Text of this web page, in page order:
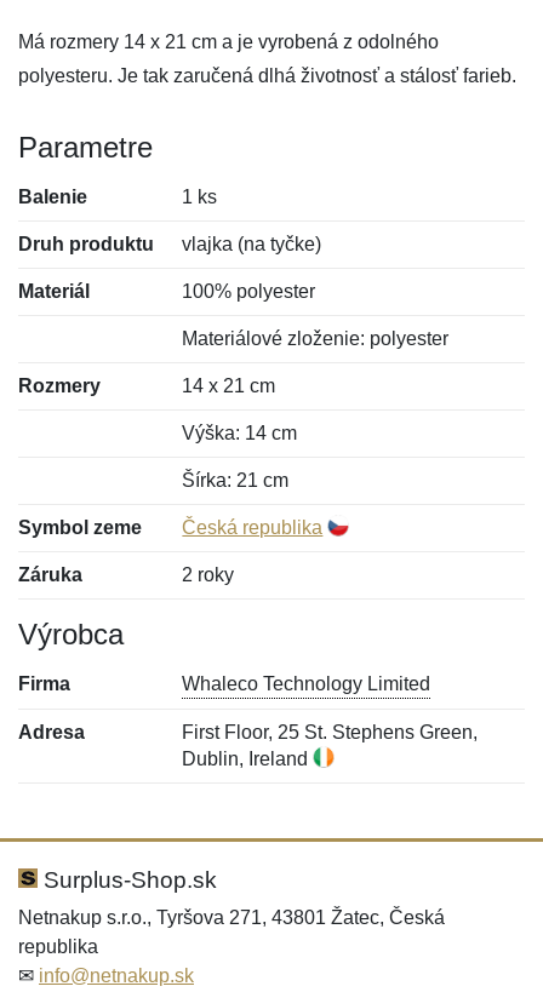
Má rozmery 14 x 21 cm a je vyrobená z odolného
polyesteru. Je tak zaručená dlhá životnosť a stálosť farieb.
Parametre
Balenie 1 ks
Druh produktu vlajka (na tyčke)
Materiál 100% polyester
Materiálové zloženie: polyester
Rozmery 14 x 21 cm
Výška: 14 cm
Šírka: 21 cm
Symbol zeme Česká republika
Záruka 2 roky
Výrobca
Firma Whaleco Technology Limited
Adresa
First Floor, 25 St. Stephens Green,
Dublin, Ireland
Hodnotenie:
Meno:*
Meno:
E-mail:*
Surplus-Shop.sk
Netnakup s.r.o., Tyršova 271, 43801 Žatec, Česká
republika
✉ info@netnakup.sk